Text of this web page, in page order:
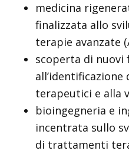
medicina
finalizzata allo
terapie avanzate
scoperta di nuovi
terapeutici e alla
bioingegneria e
incentrata sullo
di trattamenti